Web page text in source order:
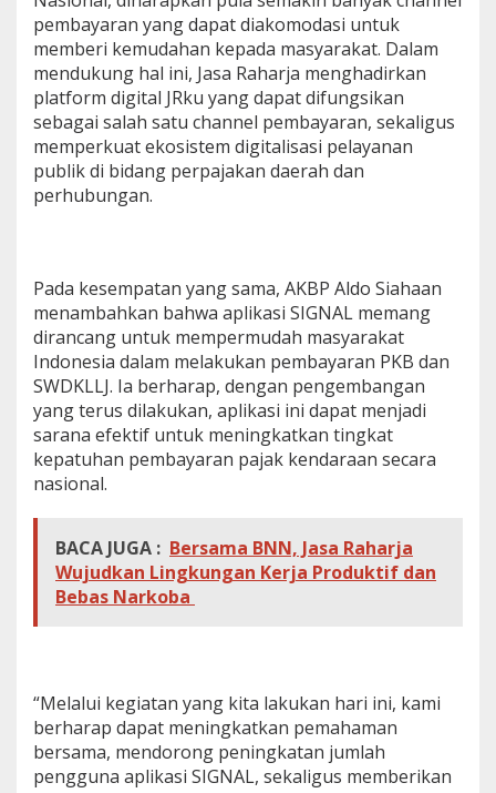
pembayaran yang dapat diakomodasi untuk
memberi kemudahan kepada masyarakat. Dalam
mendukung hal ini, Jasa Raharja menghadirkan
platform digital JRku yang dapat difungsikan
sebagai salah satu channel pembayaran, sekaligus
memperkuat ekosistem digitalisasi pelayanan
publik di bidang perpajakan daerah dan
perhubungan.
Pada kesempatan yang sama, AKBP Aldo Siahaan
menambahkan bahwa aplikasi SIGNAL memang
dirancang untuk mempermudah masyarakat
Indonesia dalam melakukan pembayaran PKB dan
SWDKLLJ. Ia berharap, dengan pengembangan
yang terus dilakukan, aplikasi ini dapat menjadi
sarana efektif untuk meningkatkan tingkat
kepatuhan pembayaran pajak kendaraan secara
nasional.
BACA JUGA : Bersama BNN, Jasa Raharja
Wujudkan Lingkungan Kerja Produktif dan
Bebas Narkoba
“Melalui kegiatan yang kita lakukan hari ini, kami
berharap dapat meningkatkan pemahaman
bersama, mendorong peningkatan jumlah
pengguna aplikasi SIGNAL, sekaligus memberikan